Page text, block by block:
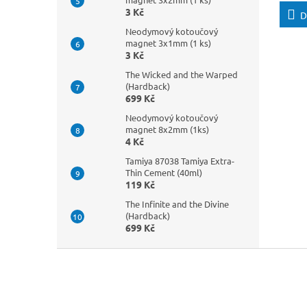
3 Kč
Neodymový kotoučový
magnet 3x1mm (1 ks)
3 Kč
The Wicked and the Warped
(Hardback)
699 Kč
Neodymový kotoučový
magnet 8x2mm (1ks)
4 Kč
Tamiya 87038 Tamiya Extra-
Thin Cement (40ml)
119 Kč
The Infinite and the Divine
(Hardback)
699 Kč